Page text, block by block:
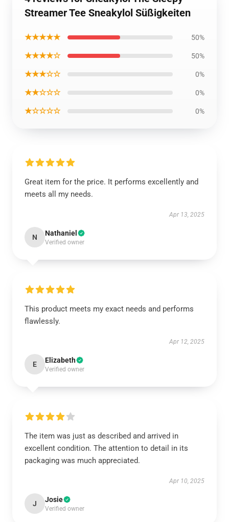
Streamer Tee Sneakylol Süßigkeiten
★★★★★ 50%
★★★★☆ 50%
★★★☆☆ 0%
★★☆☆☆ 0%
★☆☆☆☆ 0%
Great item for the price. It performs excellently and
meets all my needs.
Apr 13, 2025
N Nathaniel
Verified owner
This product meets my exact needs and performs
flawlessly.
Apr 12, 2025
E Elizabeth
Verified owner
The item was just as described and arrived in
excellent condition. The attention to detail in its
packaging was much appreciated.
Apr 10, 2025
J Josie
Verified owner